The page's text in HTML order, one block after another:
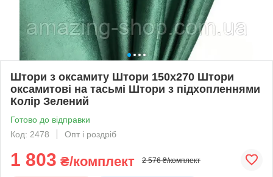
Штори з оксамиту Штори 150х270 Штори
оксамитові на тасьмі Штори з підхопленнями
Колір Зелений
Готово до відправки
Код: 2478
Опт і роздріб
1 803 ₴/комплект 2 576 ₴/комплект